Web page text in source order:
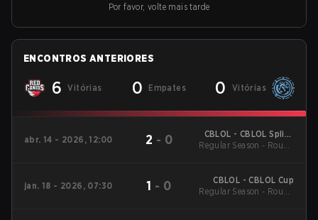
Por favor, volte mais tarde
ENCONTROS ANTERIORES
6 Vitórias 0 Empates 0 Vitórias
abr. 14 - 2026, 12:00 2 - 0
CBLOL - CBLOL Split 1
2026
Regular Season - Round
jan. 18 - 2026, 07:30 1 - 0
CBLOL - CBLOL Cup
Regular Season - Round